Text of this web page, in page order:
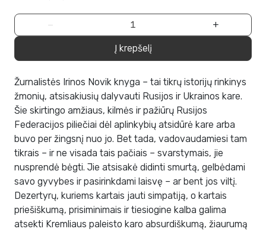
− +
Į krepšelį
Žurnalistės Irinos Novik knyga – tai tikrų istorijų rinkinys
žmonių, atsisakiusių dalyvauti Rusijos ir Ukrainos kare.
Šie skirtingo amžiaus, kilmės ir pažiūrų Rusijos
Federacijos piliečiai dėl aplinkybių atsidūrė kare arba
buvo per žingsnį nuo jo. Bet tada, vadovaudamiesi tam
tikrais – ir ne visada tais pačiais – svarstymais, jie
nusprendė bėgti. Jie atsisakė didinti smurtą, gelbėdami
savo gyvybes ir pasirinkdami laisvę – ar bent jos viltį.
Dezertyrų, kuriems kartais jauti simpatiją, o kartais
priešiškumą, prisiminimais ir tiesiogine kalba galima
atsekti Kremliaus paleisto karo absurdiškumą, žiaurumą